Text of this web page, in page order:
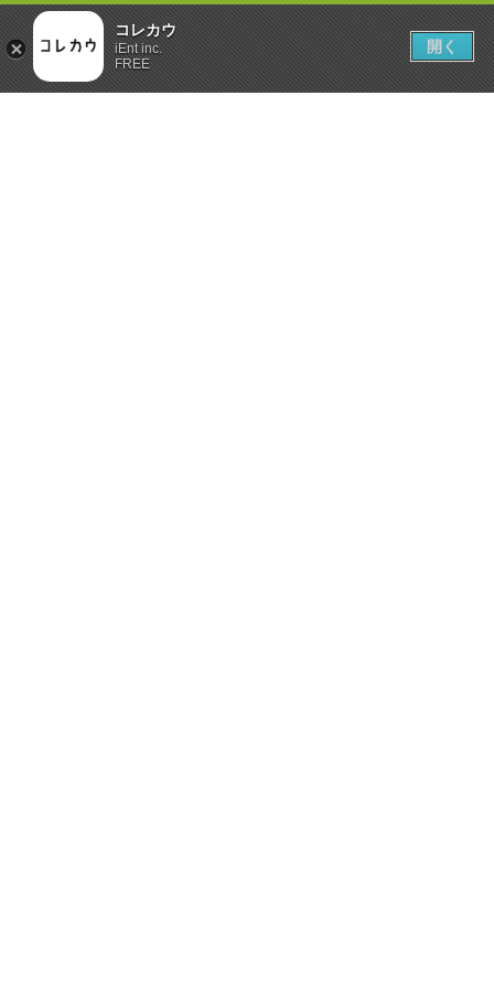
コレカウ
iEnt inc.
FREE
開く